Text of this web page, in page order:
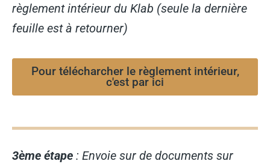
règlement intérieur du Klab (seule la dernière
feuille est à retourner)
Pour télécharcher le règlement intérieur,
c'est par ici
3ème étape : Envoie sur de documents sur